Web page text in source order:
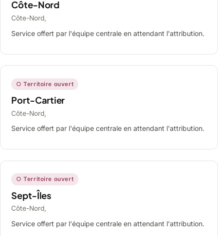
Côte-Nord
Côte-Nord,
Service offert par l'équipe centrale en attendant l'attribution.
○ Territoire ouvert
Port-Cartier
Côte-Nord,
Service offert par l'équipe centrale en attendant l'attribution.
○ Territoire ouvert
Sept-Îles
Côte-Nord,
Service offert par l'équipe centrale en attendant l'attribution.